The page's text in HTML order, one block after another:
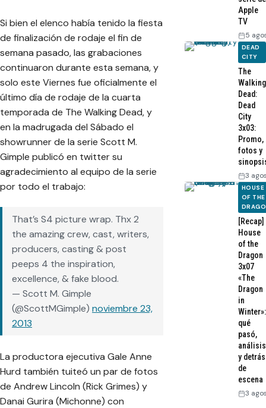
Si bien el elenco había tenido la fiesta
de finalización de rodaje el fin de
semana pasado, las grabaciones
continuaron durante esta semana, y
solo este Viernes fue oficialmente el
último día de rodaje de la cuarta
temporada de The Walking Dead, y
en la madrugada del Sábado el
showrunner de la serie Scott M.
Gimple publicó en twitter su
agradecimiento al equipo de la serie
por todo el trabajo:
That’s S4 picture wrap. Thx 2
the amazing crew, cast, writers,
producers, casting & post
peeps 4 the inspiration,
excellence, & fake blood.
— Scott M. Gimple
(@ScottMGimple) noviembre 23,
2013
La productora ejecutiva Gale Anne
Hurd también tuiteó un par de fotos
de Andrew Lincoln (Rick Grimes) y
Danai Gurira (Michonne) con
Apple
TV
5
DEAD
CITY
The
Walking
Dead:
Dead
City
3x03:
Promo,
fotos y
3
HOUSE
OF THE
[Recap]
House
of the
Dragon
3x07
«The
Dragon
in
Winter»:
qué
pasó,
análisis
y detrás
de
escena
3